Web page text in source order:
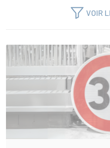
VOIR